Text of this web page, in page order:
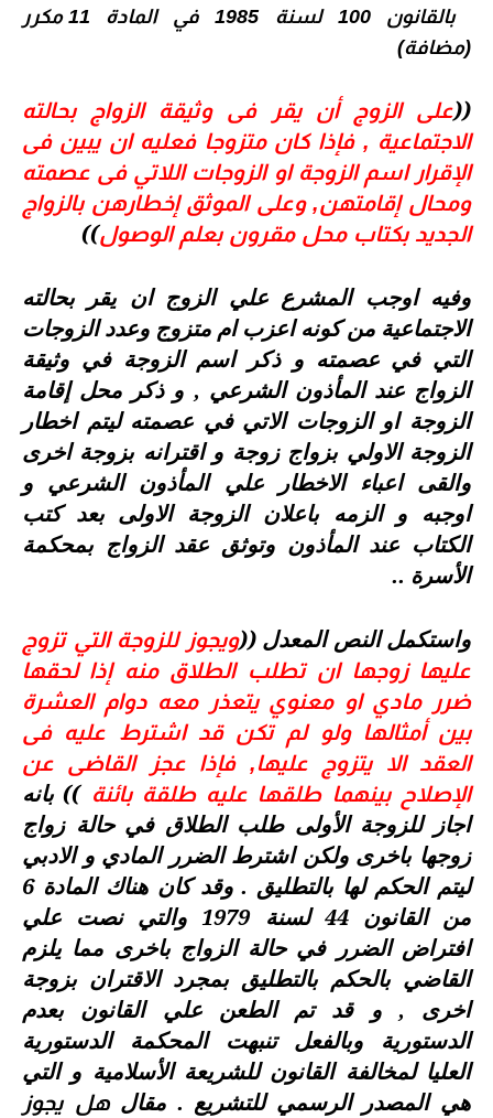
بالقانون 100 لسنة 1985 في المادة
11 مكرر
(مضافة)
((على الزوج أن يقر فى وثيقة الزواج بحالته
الاجتماعية , فإذا كان متزوجا فعليه ان يبين فى
الإقرار اسم الزوجة او الزوجات اللاتي فى عصمته
ومحال إقامتهن, وعلى الموثق إخطارهن بالزواج
الجديد بكتاب محل مقرون بعلم الوصول))
وفيه اوجب المشرع علي الزوج ان يقر بحالته
الاجتماعية من كونه اعزب ام متزوج وعدد الزوجات
التي في عصمته و ذكر اسم الزوجة في وثيقة
الزواج عند المأذون الشرعي , و ذكر محل إقامة
الزوجة او الزوجات الاتي في عصمته ليتم اخطار
الزوجة الاولي بزواج زوجة و اقترانه بزوجة اخرى
والقى اعباء الاخطار علي المأذون الشرعي و
اوجبه و الزمه باعلان الزوجة الاولى بعد كتب
الكتاب عند المأذون وتوثق عقد الزواج بمحكمة
الأسرة ..
واستكمل النص المعدل ((ويجوز للزوجة التي تزوج
عليها زوجها ان تطلب الطلاق منه إذا لحقها
ضرر مادي او معنوي يتعذر معه دوام العشرة
بين أمثالها ولو لم تكن قد اشترط عليه فى
العقد الا يتزوج عليها, فإذا عجز القاضى عن
الإصلاح بينهما طلقها عليه طلقة بائنة)) بانه
اجاز للزوجة الأولى طلب الطلاق في حالة زواج
زوجها باخرى ولكن اشترط الضرر المادي و الادبي
ليتم الحكم لها بالتطليق . وقد كان هناك المادة 6
من القانون 44 لسنة 1979 والتي نصت علي
افتراض الضرر في حالة الزواج باخرى مما يلزم
القاضي بالحكم بالتطليق بمجرد الاقتران بزوجة
اخرى , و قد تم الطعن علي القانون بعدم
الدستورية وبالفعل تنبهت المحكمة الدستورية
العليا لمخالفة القانون للشريعة الأسلامية و التي
هي المصدر الرسمي للتشريع . مقالهل يجوز